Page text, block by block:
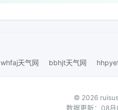
whfaj天气网
bbhjt天气网
© 2026
数据更新：08